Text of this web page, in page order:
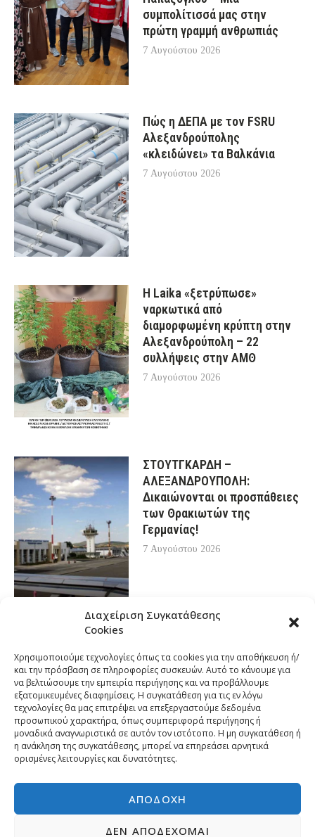
Διαχείριση Συγκατάθεσης
Cookies
Χρησιμοποιούμε τεχνολογίες όπως τα cookies για την αποθήκευση ή/
και την πρόσβαση σε πληροφορίες συσκευών. Αυτό το κάνουμε για
να βελτιώσουμε την εμπειρία περιήγησης και να προβάλλουμε
εξατομικευμένες διαφημίσεις. Η συγκατάθεση για τις εν λόγω
τεχνολογίες θα μας επιτρέψει να επεξεργαστούμε δεδομένα
προσωπικού χαρακτήρα, όπως συμπεριφορά περιήγησης ή
μοναδικά αναγνωριστικά σε αυτόν τον ιστότοπο. Η μη συγκατάθεση ή
η ανάκληση της συγκατάθεσης, μπορεί να επηρεάσει αρνητικά
ορισμένες λειτουργίες και δυνατότητες.
ΑΠΟΔΟΧΉ
ΔΕΝ ΑΠΟΔΈΧΟΜΑΙ
συμπολίτισσά μας στην
πρώτη γραμμή ανθρωπιάς
7 Αυγούστου 2026
Πώς η ΔΕΠΑ με τον FSRU
Αλεξανδρούπολης
«κλειδώνει» τα Βαλκάνια
7 Αυγούστου 2026
Η Laika «ξετρύπωσε»
ναρκωτικά από
διαμορφωμένη κρύπτη στην
Αλεξανδρούπολη – 22
συλλήψεις στην ΑΜΘ
7 Αυγούστου 2026
ΣΤΟΥΤΓΚΑΡΔΗ –
ΑΛΕΞΑΝΔΡΟΥΠΟΛΗ:
Δικαιώνονται οι προσπάθειες
των Θρακιωτών της
Γερμανίας!
7 Αυγούστου 2026